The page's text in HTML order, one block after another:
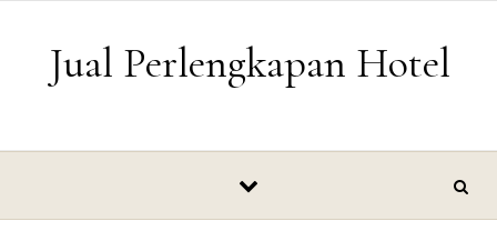
Jual Perlengkapan Hotel